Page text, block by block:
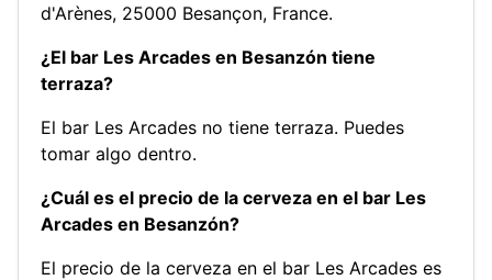
d'Arènes, 25000 Besançon, France.
¿El bar Les Arcades en Besanzón tiene
terraza?
El bar Les Arcades no tiene terraza. Puedes
tomar algo dentro.
¿Cuál es el precio de la cerveza en el bar Les
Arcades en Besanzón?
El precio de la cerveza en el bar Les Arcades es